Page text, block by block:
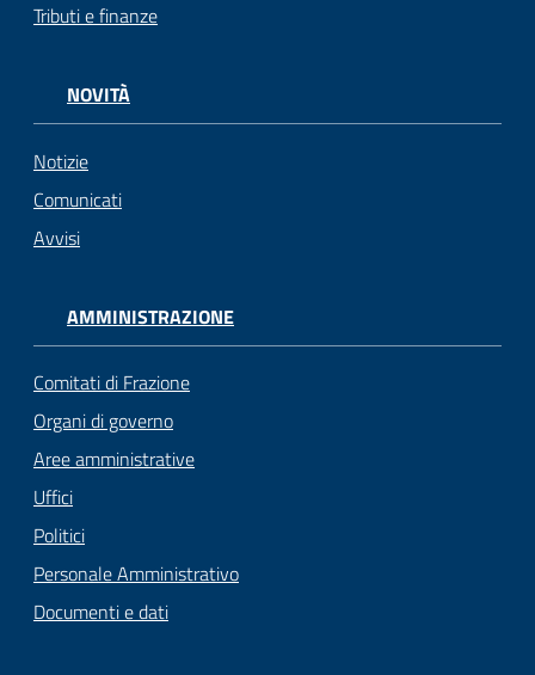
Tributi e finanze
NOVITÀ
Notizie
Comunicati
Avvisi
AMMINISTRAZIONE
Comitati di Frazione
Organi di governo
Aree amministrative
Uffici
Politici
Personale Amministrativo
Documenti e dati